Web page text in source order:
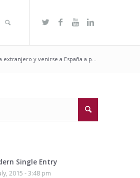
y venirse a España a p...
Single Entry
2015 - 3:48 pm